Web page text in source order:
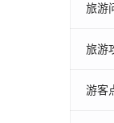
旅游
旅游
游客